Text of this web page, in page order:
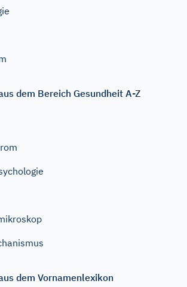
dem Bereich Gesundheit A-Z
dem Vornamenlexikon